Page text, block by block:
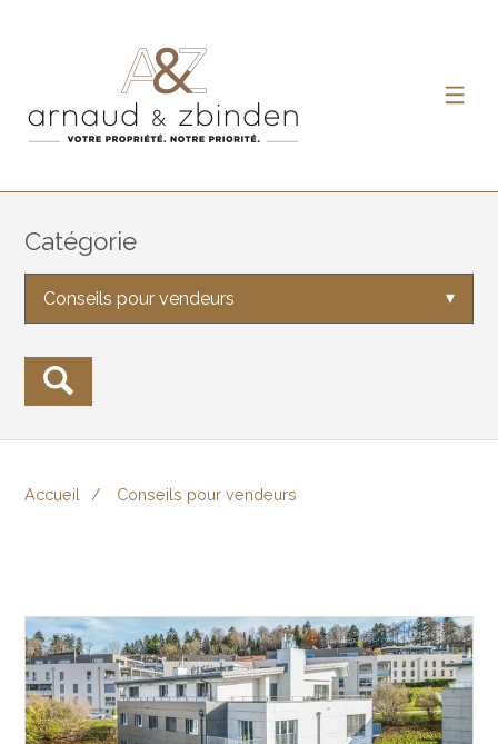
Catégorie
Conseils pour vendeurs
Accueil Conseils pour vendeurs